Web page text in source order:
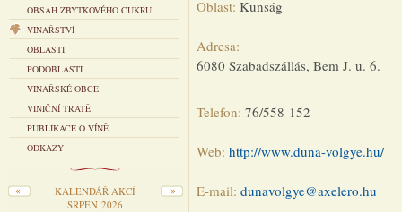
OBSAH ZBYTKOVÉHO CUKRU
VINAŘSTVÍ
OBLASTI
PODOBLASTI
VINAŘSKÉ OBCE
VINIČNÍ TRATĚ
PUBLIKACE O VÍNĚ
ODKAZY
KALENDÁŘ AKCÍ
SRPEN 2026
Oblast: Kunság
Adresa:
6080 Szabadszállás, Bem J. u. 6.
Telefon: 76/558-152
Web: http://www.duna-volgye.hu/
E-mail: dunavolgye@axelero.hu